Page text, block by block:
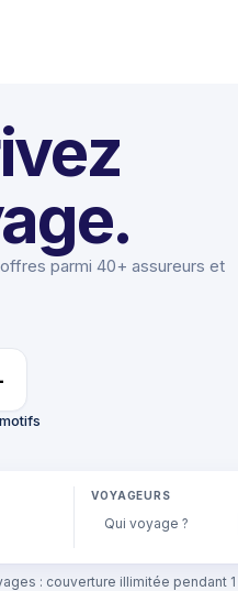
parmi 40+ assureurs et
VOYAGEURS
Qui voyage ?
: couverture illimitée pendant 1